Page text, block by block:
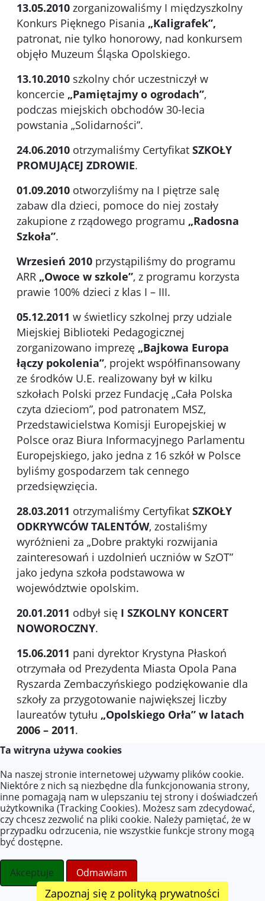
13.05.2010 zorganizowaliśmy I międzyszkolny
Konkurs Pięknego Pisania „Kaligrafek”,
patronat, nie tylko honorowy, nad konkursem
objęło Muzeum Śląska Opolskiego.
13.10.2010 szkolny chór uczestniczył w
koncercie „Pamiętajmy o ogrodach”,
podczas miejskich obchodów 30-lecia
powstania „Solidarności”.
24.06.2010 otrzymaliśmy Certyfikat SZKOŁY
PROMUJĄCEJ ZDROWIE.
01.09.2010 otworzyliśmy na I piętrze salę
zabaw dla dzieci, pomoce do niej zostały
zakupione z rządowego programu „Radosna
Szkoła”.
Wrzesień 2010 przystąpiliśmy do programu
ARR „Owoce w szkole”, z programu korzysta
prawie 100% dzieci z klas I – III.
05.12.2011 w świetlicy szkolnej przy udziale
Miejskiej Biblioteki Pedagogicznej
zorganizowano imprezę „Bajkowa Europa
łączy pokolenia”, projekt współfinansowany
ze środków U.E. realizowany był w kilku
szkołach Polski przez Fundację „Cała Polska
czyta dzieciom”, pod patronatem MSZ,
Przedstawicielstwa Komisji Europejskiej w
Polsce oraz Biura Informacyjnego Parlamentu
Europejskiego, jako jedna z 16 szkół w Polsce
byliśmy gospodarzem tak cennego
przedsięwzięcia.
28.03.2011 otrzymaliśmy Certyfikat SZKOŁY
ODKRYWCÓW TALENTÓW, zostaliśmy
wyróżnieni za „Dobre praktyki rozwijania
zainteresowań i uzdolnień uczniów w SzOT”
jako jedyna szkoła podstawowa w
województwie opolskim.
20.01.2011 odbył się I SZKOLNY KONCERT
NOWOROCZNY.
15.06.2011 pani dyrektor Krystyna Płaskoń
otrzymała od Prezydenta Miasta Opola Pana
Ryszarda Zembaczyńskiego podziękowanie dla
szkoły za przygotowanie największej liczby
laureatów tytułu „Opolskiego Orła” w latach
2006 – 2011.
2011/2012rozpoczęliśmy realizację drugiego
projektu U.E.COMENIUS„Jesteśmy jednością
– Nasza Nowa Europa”, naszymi partnerami są
szkoły podstawowe w Grecji, Walii i Słowacji.
24.10.2011wystartowała„Liga
Ortograficzna”
się zmagać z różnymi zasadami
ortograficznymi, by na koniec roku szkolnego
wyłonić liderów ortografii.
Ta witryna używa cookies
Na naszej stronie internetowej używamy plików cookie.
Niektóre z nich są niezbędne dla funkcjonowania strony,
inne pomagają nam w ulepszaniu tej strony i doświadczeń
użytkownika (Tracking Cookies). Możesz sam zdecydować,
czy chcesz zezwolić na pliki cookie. Należy pamiętać, że w
przypadku odrzucenia, nie wszystkie funkcje strony mogą
być dostępne.
Akceptuje Odmawiam
Zapoznaj się z polityką prywatności